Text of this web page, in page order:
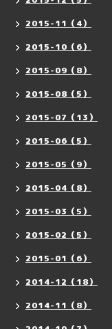
2015-11（4）
2015-10（6）
2015-09（8）
2015-08（5）
2015-07（13）
2015-06（5）
2015-05（9）
2015-04（8）
2015-03（5）
2015-02（5）
2015-01（6）
2014-12（18）
2014-11（8）